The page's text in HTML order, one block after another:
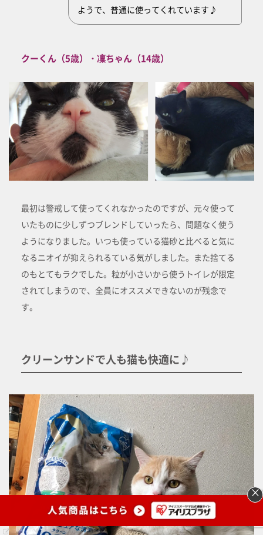
ようで、普通に使ってくれています♪
クーくん（5歳）・凜ちゃん（14歳）
最初は警戒して使ってくれなかったのですが、元々使って
いたものに少しずつブレンドしていったら、問題なく使う
ようになりました。いつも使っている猫砂と比べると気に
なるニオイが抑えられるている気がしました。また捨てる
のもとてもラクでした。粒が小さいから使うトイレが限定
されてしまうので、全員にオススメできないのが残念で
す。
クリーンサンドで人も猫も快適に♪
×